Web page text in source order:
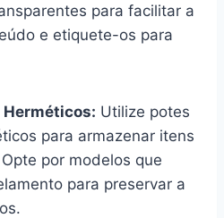
para facilitar a
e etiquete-os para
Herméticos: Utilize potes
para armazenar itens
por modelos que
para preservar a